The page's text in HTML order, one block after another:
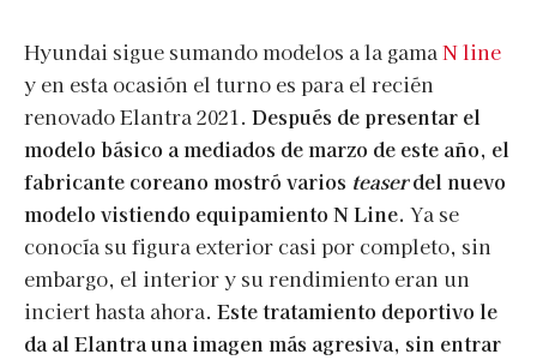
Hyundai sigue sumando modelos a la gamaN line
y en esta ocasión el turno es para el recién
renovado Elantra 2021. Después de presentar el
modelo básico a mediados de marzo de este año, el
fabricante coreano mostró varios teaserdel nuevo
modelo vistiendo equipamiento N Line. Ya se
conocía su figura exterior casi por completo, sin
embargo, el interior y su rendimiento eran un
inciert hasta ahora. Este tratamiento deportivo le
da al Elantra una imagen más agresiva, sin entrar